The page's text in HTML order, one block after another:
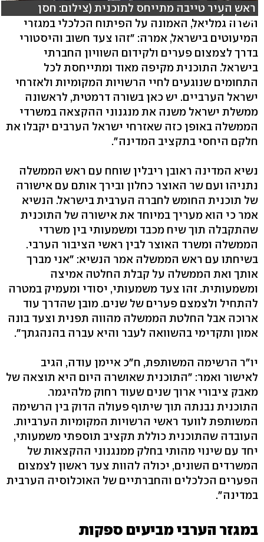
ראש העיר טייבה מתייחס לתוכנית (צילום: חסן
שעלאן)
השרה גמליאל, האמונה על הפיתוח הכלכלי במגזרי
המיעוטים בישראל, אמרה: "זהו צעד חשוב והיסטורי
בדרך לצמצום פערים ולקידום השוויון החברתי
בישראל. התוכנית מקיפה מאוד ומתייחסת לכל
התחומים שנוגעים לחיי הרשויות המקומיות ולאזרחי
ישראל הערביים. יש כאן בשורה דרמטית, לראשונה
ממשלת ישראל משנה את מנגנוני ההקצאה במשרדי
הממשלה באופן כזה שאזרחי ישראל הערבים יקבלו את
חלקם היחסי בתקציב המדינה".
נשיא המדינה ראובן ריבלין שוחח עם ראש הממשלה
נתניהו ועם שר האוצר כחלון ובירך אותם עם אישורה
של תוכנית החומש לחברה הערבית בישראל. הנשיא
אמר כי הוא מעריך במיוחד את אישורה של התוכנית
שהתקבלה תוך שיח מכבד ומשמעותי בין משרדי
הממשלה ומשרד האוצר לבין ראשי הציבור הערבי.
בשיחתו עם ראש הממשלה אמר הנשיא: "אני מברך
אותך ואת הממשלה על קבלת החלטה אמיצה
ומשמעותית. זהו צעד משמעותי, יסודי ומעמיק במטרה
להתחיל ולצמצם פערים של שנים. מובן שהדרך עוד
ארוכה אבל החלטת הממשלה מהווה תפנית וצעד בונה
אמון ותקדימי בהשוואה לעבר והיא עברה בהנהגתך".
יו"ר הרשימה המשותפת, ח"כ איימן עודה, הגיב
לאישור ואמר: "התוכנית שאושרה היום היא תוצאה של
מאבק ציבורי ארוך שנים שעוד רחוק מלהיגמר.
התוכנית נבנתה תוך שיתוף פעולה הדוק בין הרשימה
המשותפת לוועד ראשי הרשויות המקומיות הערביות.
העובדה שהתוכנית כוללת תקציב תוספתי משמעותי,
יחד עם שינוי מהותי בחלק ממנגנוני ההקצאות של
המשרדים השונים, יכולה להוות צעד ראשון לצמצום
הפערים הכלכלים והחברתיים של האוכלוסיה הערבית
במדינה".
במגזר הערבי מביעים ספקות